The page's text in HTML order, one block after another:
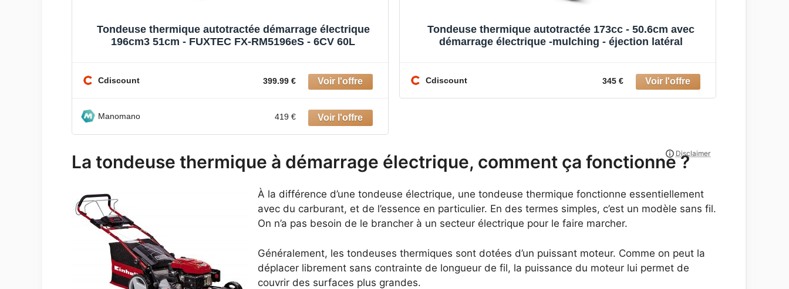
Tondeuse thermique autotractée démarrage électrique
196cm3 51cm - FUXTEC FX-RM5196eS - 6CV 60L
Cdiscount 399.99 €
Manomano 419 €
Tondeuse thermique autotractée 173cc - 50.6cm avec
démarrage électrique -mulching - éjection latéral
Cdiscount 345 €
La tondeuse thermique à démarrage électrique, comment ça fonctionne ?
À la différence d’une tondeuse électrique, une tondeuse thermique fonctionne essentiellement
avec du carburant, et de l’essence en particulier. En des termes simples, c’est un modèle sans fil.
On n’a pas besoin de le brancher à un secteur électrique pour le faire marcher.
Généralement, les tondeuses thermiques sont dotées d’un puissant moteur. Comme on peut la
déplacer librement sans contrainte de longueur de fil, la puissance du moteur lui permet de
couvrir des surfaces plus grandes.